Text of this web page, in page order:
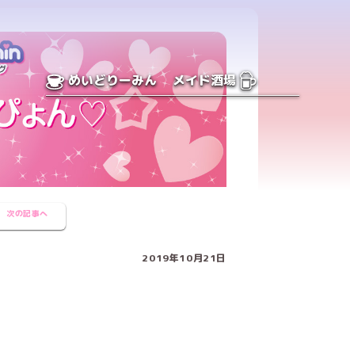
めいどりーみん メイド酒場
次の記事へ
2019年10月21日